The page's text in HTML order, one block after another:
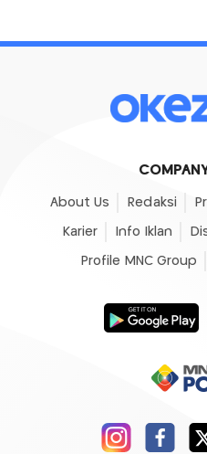
About Us Redaksi
Karier Info Iklan
Profile MNC Group